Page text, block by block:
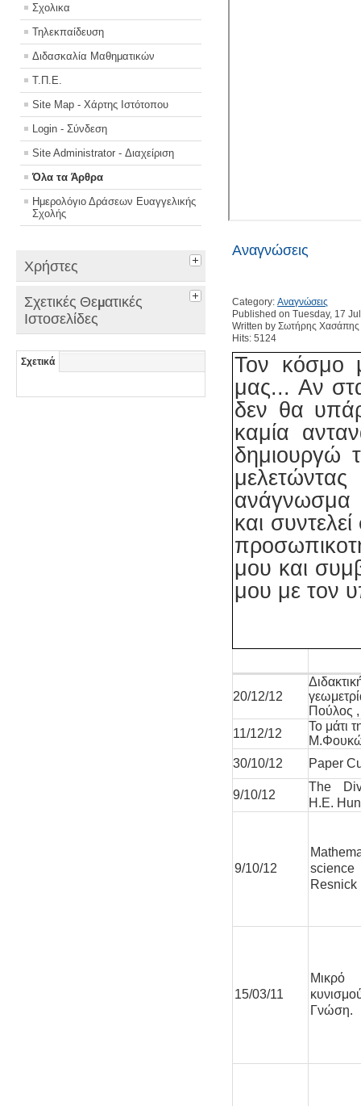
Σχολικα
Τηλεκπαίδευση
Διδασκαλία Μαθηματικών
Τ.Π.Ε.
Site Map - Χάρτης Ιστότοπου
Login - Σύνδεση
Site Administrator - Διαχείριση
Όλα τα Άρθρα
Ημερολόγιο Δράσεων Ευαγγελικής
Σχολής
Χρήστες
Σχετικές Θεματικές
Ιστοσελίδες
Σχετικά
Αναγνώσεις
Category:Αναγνώσεις
Published on Tuesday, 17
Written by Σωτήρης Χασάπης
Hits: 5124
Τον κόσμο
μας... Αν
δεν θα
καμία
δημιουργώ
ανάγνωσμα
και
μου και
μου με τον
20/12/12
Πούλος
11/12/12
Το μάτι
30/10/12
Paper
9/10/12
The
H.E.
9/10/12
Resnick
15/03/11
Γνώση.